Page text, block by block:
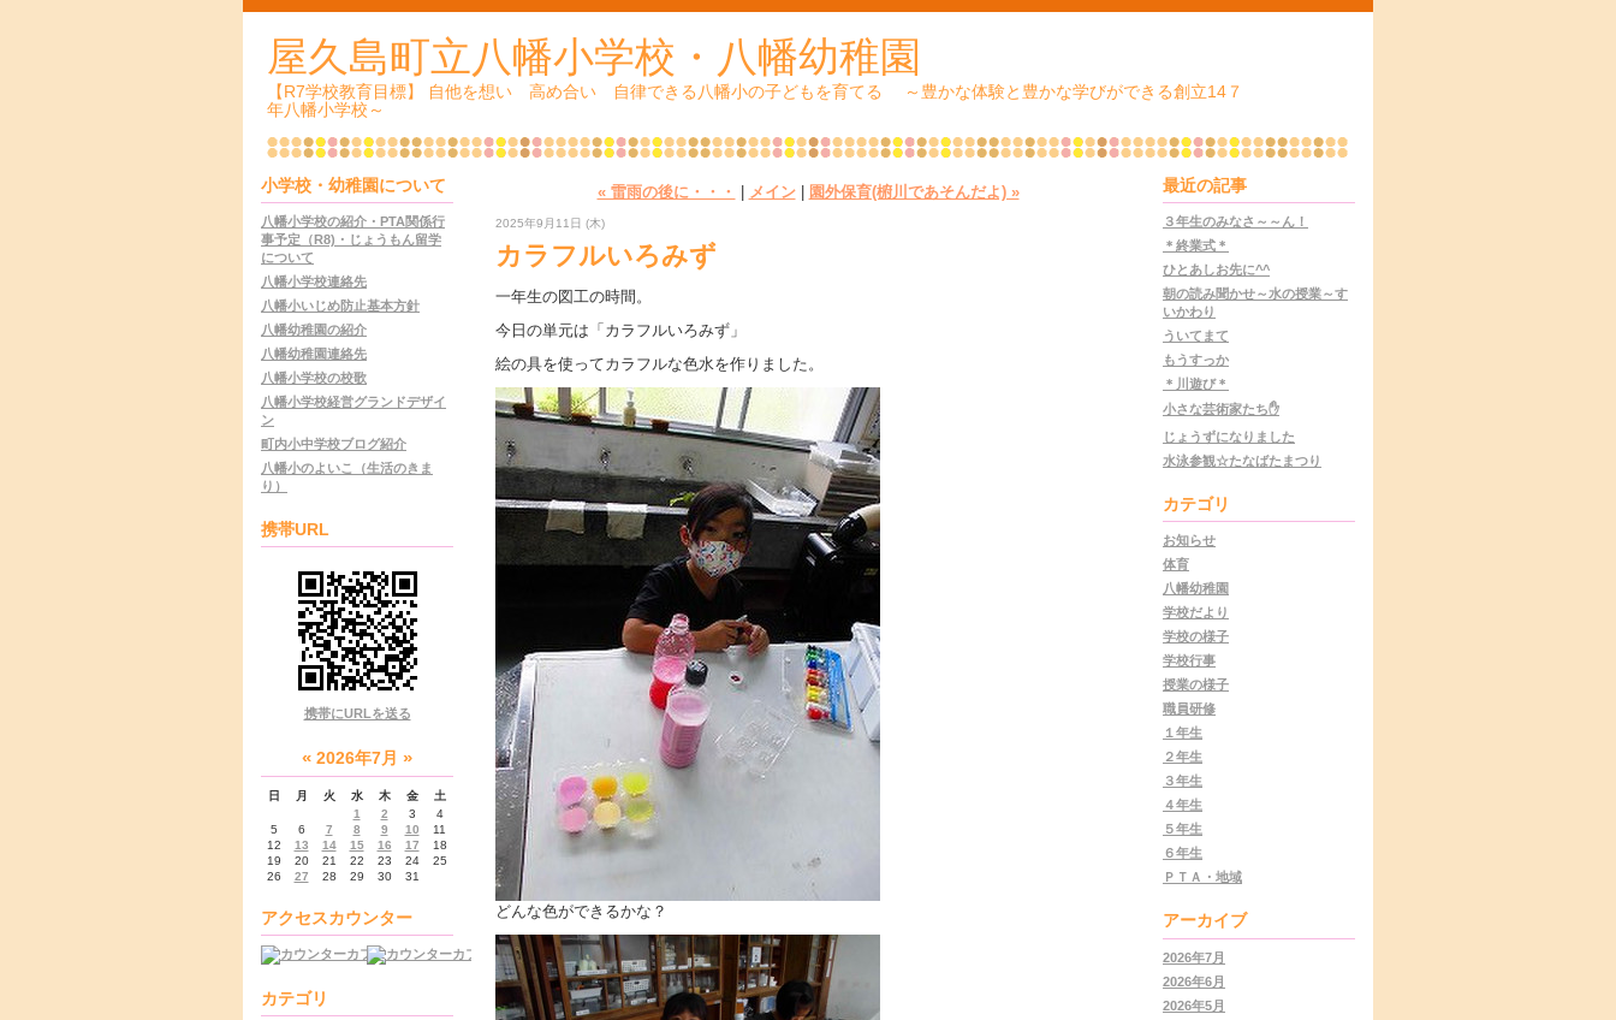
屋久島町立八幡小学校・八幡幼稚園
【R7学校教育目標】 自他を想い 高め合い 自律できる八幡小の子どもを育てる ～豊かな体験と豊かな学びができる創立14７
年八幡小学校～
小学校・幼稚園について
八幡小学校の紹介・PTA関係行
事予定（R8)・じょうもん留学
について
八幡小学校連絡先
八幡小いじめ防止基本方針
八幡幼稚園の紹介
八幡幼稚園連絡先
八幡小学校の校歌
八幡小学校経営グランドデザイ
ン
町内小中学校ブログ紹介
八幡小のよいこ（生活のきま
り）
携帯URL
携帯にURLを送る
« 2026年7月 »
日 月 火 水 木 金
土
1
2 3
4
5
6 7 8 9 10
11
12
13 14 15 16 17
18
19
20 21 22 23 24
25
26
27 28 29 30 31
アクセスカウンター
カテゴリ
« 雷雨の後に・・・ メイン| 園外保育(椨川であそんだよ) »
2025年9月11日 (木)
カラフルいろみず
一年生の図工の時間。
今日の単元は「カラフルいろみず」
絵の具を使ってカラフルな色水を作りました。
どんな色ができるかな？
最近の記事
３年生のみなさ～～ん！
＊終業式＊
ひとあしお先に^^
朝の読み聞かせ～水の授業～す
いかわり
ういてまて
もうすっか
＊川遊び＊
小さな芸術家たち✋
じょうずになりました
水泳参観☆たなばたまつり
カテゴリ
お知らせ
体育
八幡幼稚園
学校だより
学校の様子
学校行事
授業の様子
職員研修
１年生
２年生
３年生
４年生
５年生
６年生
ＰＴＡ・地域
アーカイブ
2026年7月
2026年6月
2026年5月